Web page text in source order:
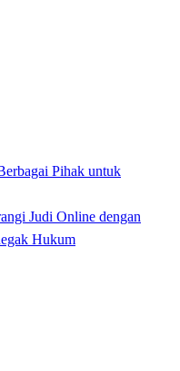
Pihak untuk
Judi Online dengan
Hukum